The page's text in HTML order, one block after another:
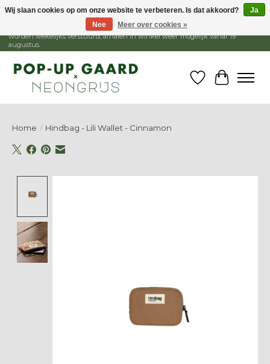
1 - 15 augustus is de winkel gesloten, webshop blijft open. Bestellingen
worden wekelijks verstuurd, afhalen in winkel weer mogelijk vanaf 19
augustus.
Verlanglijst
Home / Hindbag - Lili Wallet - Cinnamon
Wij slaan cookies op om onze website te verbeteren. Is dat akkoord?
Ja
Nee
Meer over cookies »